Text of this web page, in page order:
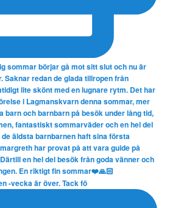
-vecka är över. Tack fö